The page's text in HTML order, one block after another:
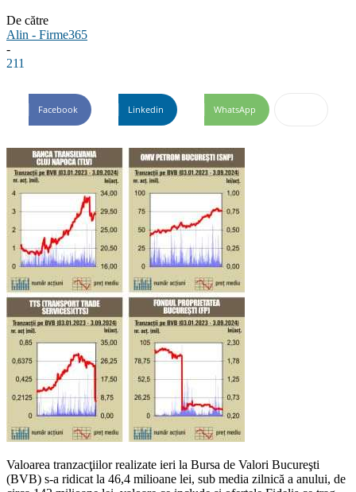
De către
Alin - Firme365
-
211
Facebook Linkedin WhatsApp
Valoarea tranzacţiilor realizate ieri la Bursa de Valori Bucureşti
(BVB) s-a ridicat la 46,4 milioane lei, sub media zilnică a anului, de